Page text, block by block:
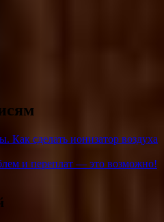
Как сделать ионизатор воздуха
и переплат — это возможно!